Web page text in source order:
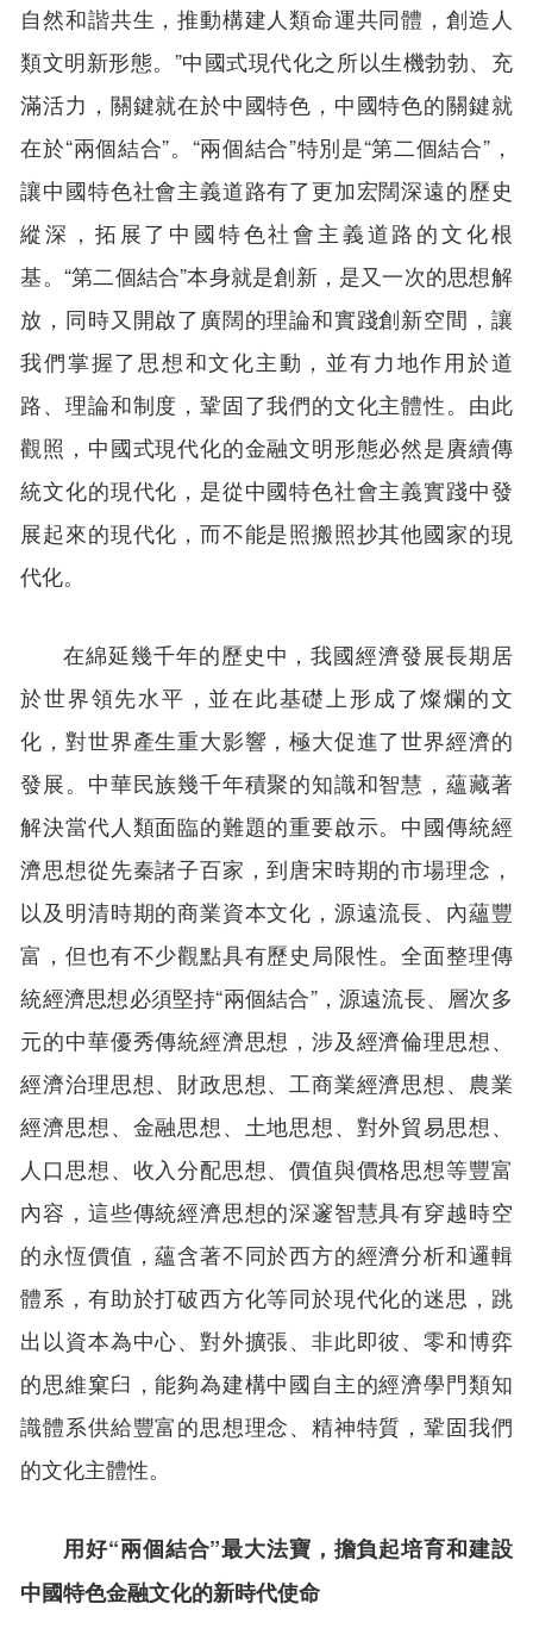
自然和諧共生，推動構建人類命運共同體，創造人
類文明新形態。”中國式現代化之所以生機勃勃、充
滿活力，關鍵就在於中國特色，中國特色的關鍵就
在於“兩個結合”。“兩個結合”特別是“第二個結合”，
讓中國特色社會主義道路有了更加宏闊深遠的歷史
縱深，拓展了中國特色社會主義道路的文化根
基。“第二個結合”本身就是創新，是又一次的思想解
放，同時又開啟了廣闊的理論和實踐創新空間，讓
我們掌握了思想和文化主動，並有力地作用於道
路、理論和制度，鞏固了我們的文化主體性。由此
觀照，中國式現代化的金融文明形態必然是賡續傳
統文化的現代化，是從中國特色社會主義實踐中發
展起來的現代化，而不能是照搬照抄其他國家的現
代化。
在綿延幾千年的歷史中，我國經濟發展長期居
於世界領先水平，並在此基礎上形成了燦爛的文
化，對世界產生重大影響，極大促進了世界經濟的
發展。中華民族幾千年積聚的知識和智慧，蘊藏著
解決當代人類面臨的難題的重要啟示。中國傳統經
濟思想從先秦諸子百家，到唐宋時期的市場理念，
以及明清時期的商業資本文化，源遠流長、內蘊豐
富，但也有不少觀點具有歷史局限性。全面整理傳
統經濟思想必須堅持“兩個結合”，源遠流長、層次多
元的中華優秀傳統經濟思想，涉及經濟倫理思想、
經濟治理思想、財政思想、工商業經濟思想、農業
經濟思想、金融思想、土地思想、對外貿易思想、
人口思想、收入分配思想、價值與價格思想等豐富
內容，這些傳統經濟思想的深邃智慧具有穿越時空
的永恆價值，蘊含著不同於西方的經濟分析和邏輯
體系，有助於打破西方化等同於現代化的迷思，跳
出以資本為中心、對外擴張、非此即彼、零和博弈
的思維窠臼，能夠為建構中國自主的經濟學門類知
識體系供給豐富的思想理念、精神特質，鞏固我們
的文化主體性。
用好“兩個結合”最大法寶，擔負起培育和建設
中國特色金融文化的新時代使命